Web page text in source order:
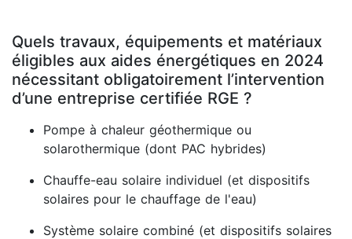
Quels travaux, équipements et matériaux
éligibles aux aides énergétiques en 2024
nécessitant obligatoirement l’intervention
d’une entreprise certifiée RGE ?
Pompe à chaleur géothermique ou
solarothermique (dont PAC hybrides)
Chauffe-eau solaire individuel (et dispositifs
solaires pour le chauffage de l'eau)
Système solaire combiné (et dispositifs solaires